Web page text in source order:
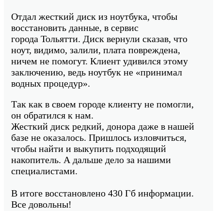
Отдал жесткий диск из ноутбука, чтобы
восстановить данные, в сервис
города Тольятти. Диск вернули сказав, что
ноут, видимо, залили, плата повреждена,
ничем не помогут. Клиент удивился этому
заключению, ведь ноутбук не «принимал
водных процедур».
Так как в своем городе клиенту не помогли,
он обратился к нам.
Жесткий диск редкий, донора даже в нашей
базе не оказалось. Пришлось изловчиться,
чтобы найти и выкупить подходящий
накопитель. А дальше дело за нашими
специалистами.
В итоге восстановлено 430 Гб информации.
Все довольны!